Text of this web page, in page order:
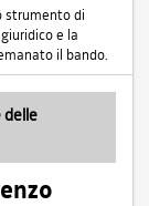
strumento di
e la
il bando.
delle